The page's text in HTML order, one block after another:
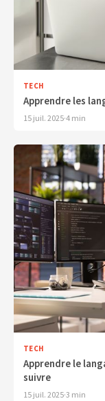
TECH
Apprendre les
15 juil. 2025·4 min
TECH
Apprendre le
suivre
15 juil. 2025·3 min